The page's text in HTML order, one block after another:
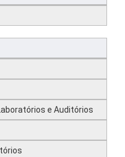
e Auditórios